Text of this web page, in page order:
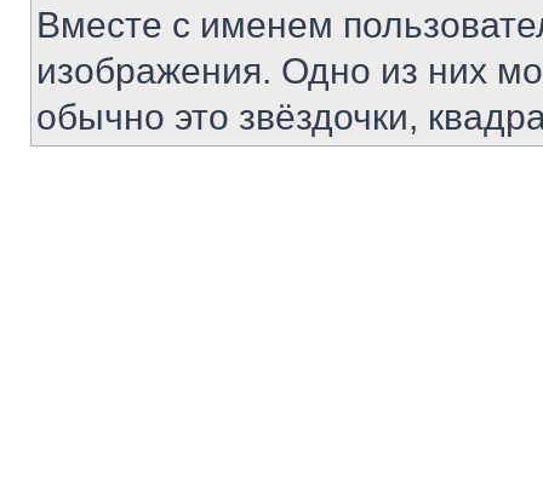
Вместе с именем
изображения. Одно из них
обычно это звёздочки,